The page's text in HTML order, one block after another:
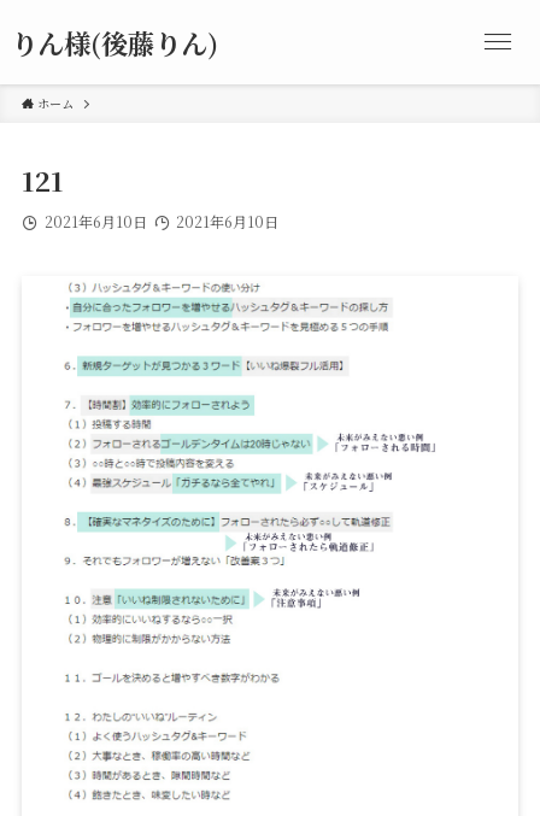
りん様(後藤りん)
ホーム
121
2021年6月10日 2021年6月10日